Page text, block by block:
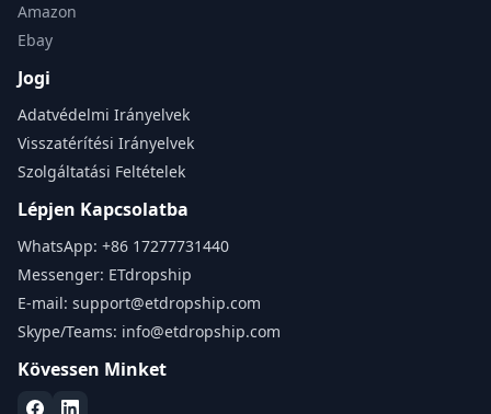
Amazon
Ebay
Jogi
Adatvédelmi Irányelvek
Visszatérítési Irányelvek
Szolgáltatási Feltételek
Lépjen Kapcsolatba
WhatsApp: +86 17277731440
Messenger: ETdropship
E-mail: support@etdropship.com
Skype/Teams: info@etdropship.com
Kövessen Minket